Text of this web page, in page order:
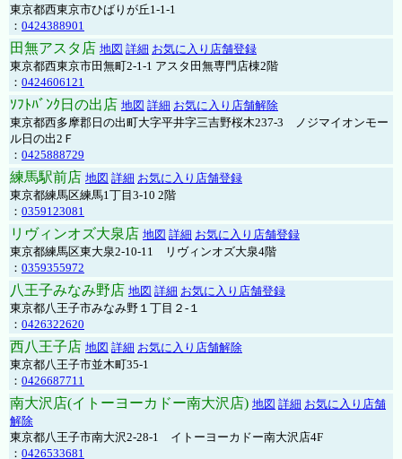
東京都西東京市ひばりが丘1-1-1
： 0424388901
田無アスタ店 地図 詳細 お気に入り店舗登録
東京都西東京市田無町2-1-1 アスタ田無専門店棟2階
： 0424606121
ｿﾌﾄﾊﾞﾝｸ日の出店 地図 詳細 お気に入り店舗解除
東京都西多摩郡日の出町大字平井字三吉野桜木237-3 ノジマイオンモー
ル日の出2Ｆ
： 0425888729
練馬駅前店 地図 詳細 お気に入り店舗登録
東京都練馬区練馬1丁目3-10 2階
： 0359123081
リヴィンオズ大泉店 地図 詳細 お気に入り店舗登録
東京都練馬区東大泉2-10-11 リヴィンオズ大泉4階
： 0359355972
八王子みなみ野店 地図 詳細 お気に入り店舗登録
東京都八王子市みなみ野１丁目２-１
： 0426322620
西八王子店 地図 詳細 お気に入り店舗解除
東京都八王子市並木町35-1
： 0426687711
南大沢店(イトーヨーカドー南大沢店) 地図 詳細 お気に入り店舗
解除
東京都八王子市南大沢2-28-1 イトーヨーカドー南大沢店4F
： 0426533681